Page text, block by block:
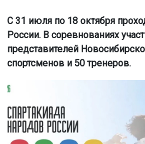
С 31 июля по 18 октября
России. В соревнованиях
представителей
спортсменов и 50 тренеров.